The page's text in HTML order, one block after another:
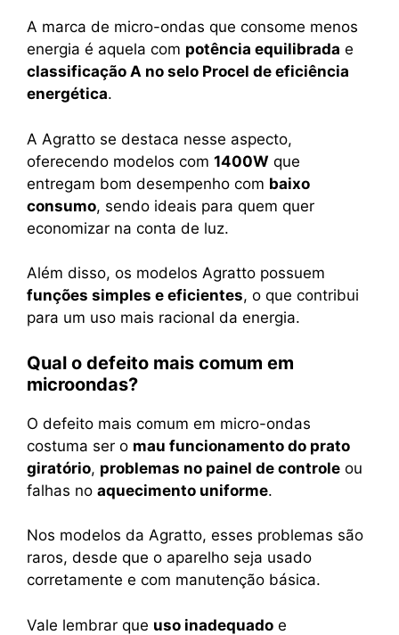
A marca de micro-ondas que consome menos
energia é aquela com potência equilibrada e
classificação A no selo Procel de eficiência
energética.
A Agratto se destaca nesse aspecto,
oferecendo modelos com 1400W que
entregam bom desempenho com baixo
consumo, sendo ideais para quem quer
economizar na conta de luz.
Além disso, os modelos Agratto possuem
funções simples e eficientes, o que contribui
para um uso mais racional da energia.
Qual o defeito mais comum em
microondas?
O defeito mais comum em micro-ondas
costuma ser o mau funcionamento do prato
giratório, problemas no painel de controle ou
falhas no aquecimento uniforme.
Nos modelos da Agratto, esses problemas são
raros, desde que o aparelho seja usado
corretamente e com manutenção básica.
Vale lembrar que uso inadequado e